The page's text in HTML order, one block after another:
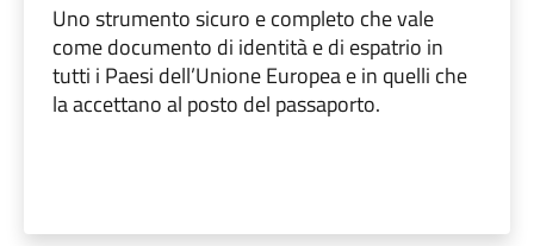
Uno strumento sicuro e completo che vale
come documento di identità e di espatrio in
tutti i Paesi dell’Unione Europea e in quelli che
la accettano al posto del passaporto.